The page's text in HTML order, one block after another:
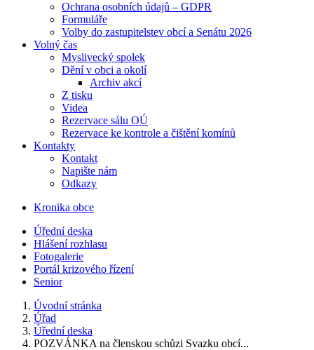
Ochrana osobních údajů – GDPR
Formuláře
Volby do zastupitelstev obcí a Senátu 2026
Volný čas
Myslivecký spolek
Dění v obci a okolí
Archiv akcí
Z tisku
Videa
Rezervace sálu OÚ
Rezervace ke kontrole a čištění komínů
Kontakty
Kontakt
Napište nám
Odkazy
Kronika obce
Úřední deska
Hlášení rozhlasu
Fotogalerie
Portál krizového řízení
Senior
Úvodní stránka
Úřad
Úřední deska
POZVÁNKA na členskou schůzi Svazku obcí...